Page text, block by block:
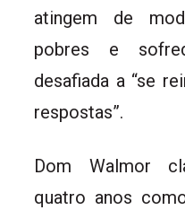
atingem de
pobres e
desafiada a “se
respostas”.
Dom Walmor
quatro anos